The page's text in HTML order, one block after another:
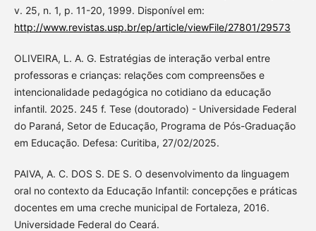
v. 25, n. 1, p. 11-20, 1999. Disponível em:
http://www.revistas.usp.br/ep/article/viewFile/27801/29573
OLIVEIRA, L. A. G. Estratégias de interação verbal entre
professoras e crianças: relações com compreensões e
intencionalidade pedagógica no cotidiano da educação
infantil. 2025. 245 f. Tese (doutorado) - Universidade Federal
do Paraná, Setor de Educação, Programa de Pós-Graduação
em Educação. Defesa: Curitiba, 27/02/2025.
PAIVA, A. C. DOS S. DE S. O desenvolvimento da linguagem
oral no contexto da Educação Infantil: concepções e práticas
docentes em uma creche municipal de Fortaleza, 2016.
Universidade Federal do Ceará.